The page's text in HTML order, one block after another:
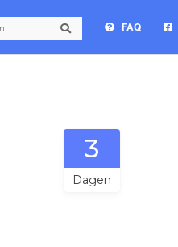
Search FAQ
3
Dagen